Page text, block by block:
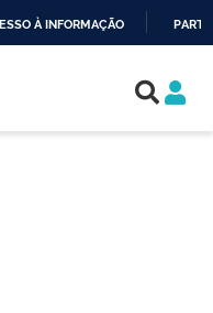
À INFORMAÇÃO